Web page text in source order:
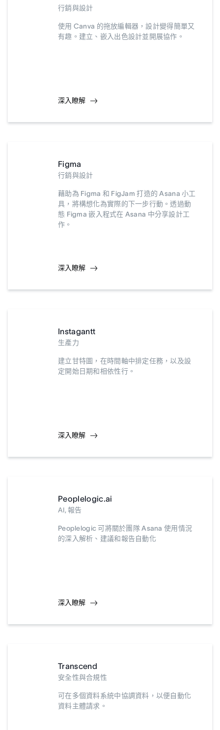
行銷與設計
使用 Canva 的拖放編輯器，設計變得簡單又
有趣。建立、嵌入出色設計並開展協作。
深入瞭解
Figma
行銷與設計
藉助為 Figma 和 FigJam 打造的 Asana 小工
具，將構想化為實際的下一步行動。透過動
態 Figma 嵌入程式在 Asana 中分享設計工
作。
深入瞭解
Instagantt
生產力
建立甘特圖，在時間軸中排定任務，以及設
定開始日期和相依性行。
深入瞭解
Peoplelogic.ai
AI, 報告
Peoplelogic 可將關於團隊 Asana 使用情況
的深入解析、建議和報告自動化
深入瞭解
Transcend
安全性與合規性
可在多個資料系統中協調資料，以便自動化
資料主體請求。